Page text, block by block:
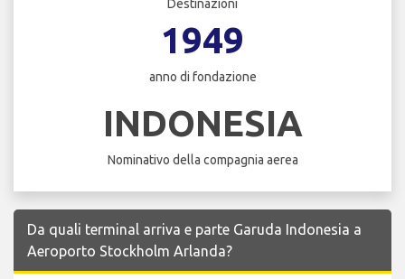
Destinazioni
1949
anno di fondazione
INDONESIA
Nominativo della compagnia aerea
Da quali terminal arriva e parte Garuda Indonesia a
Aeroporto Stockholm Arlanda?